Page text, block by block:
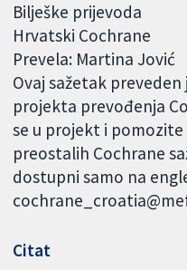
Bilješke prijevoda
Hrvatski Cochrane
Prevela: Martina Jović
Ovaj sažetak
projekta prevođenja
se u projekt i
preostalih Cochrane
dostupni samo na
Citat